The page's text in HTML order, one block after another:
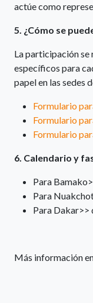
actúe como
5. ¿Cómo se
La participación se
específicos para
papel en las sedes
Formulario
Formulario
Formulario
6. Calendario y
Para
Para
Para Dakar>>
Más información